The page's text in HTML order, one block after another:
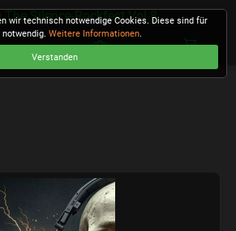
The Silence-Rockfest Vol.8
wir technisch notwendige Cookies. Diese sind für
notwendig.Weitere Informationen.
Verstanden